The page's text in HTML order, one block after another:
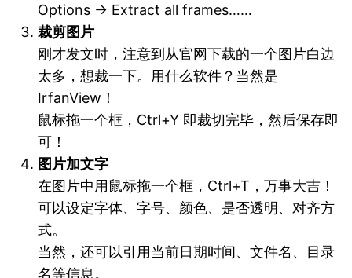
Options → Extract all frames……
裁剪图片
刚才发文时，注意到从官网下载的一个图片白边
太多，想裁一下。用什么软件？当然是
IrfanView！
鼠标拖一个框，Ctrl+Y 即裁切完毕，然后保存即
可！
图片加文字
在图片中用鼠标拖一个框，Ctrl+T，万事大吉！
可以设定字体、字号、颜色、是否透明、对齐方
式。
当然，还可以引用当前日期时间、文件名、目录
名等信息。